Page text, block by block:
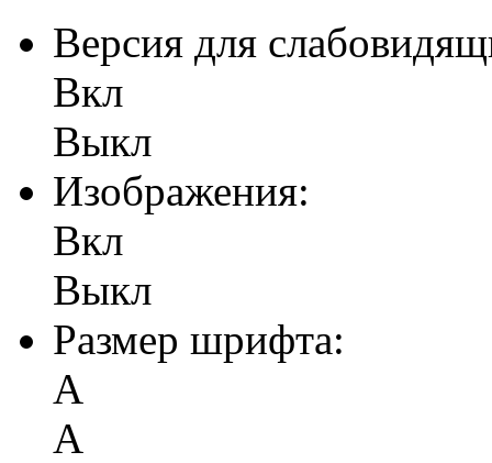
Версия для
Вкл
Выкл
Изображения:
Вкл
Выкл
Размер шрифта:
А
А